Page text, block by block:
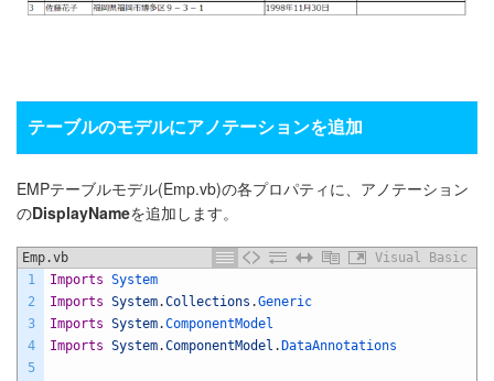
テーブルのモデルにアノテーションを追加
EMPテーブルモデル(Emp.vb)の各プロパティに、アノテーション
のDisplayNameを追加します。
Emp.vb
Visual Basic
1
2
3
4
5
Imports System
Imports System.Collections .Generic
Imports System.ComponentModel
Imports System.ComponentModel . DataAnnotations